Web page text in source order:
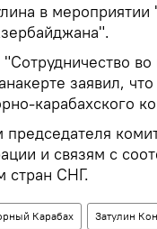
в мероприятии
во
заявил,
карабахского
председателя
и связям с
стран СНГ.
Карабах Затулин